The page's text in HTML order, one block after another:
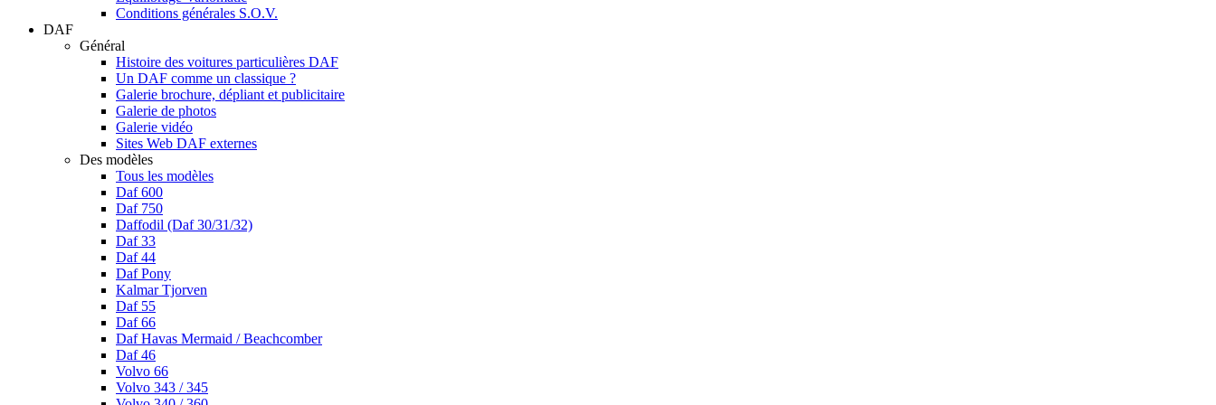
Conditions générales S.O.V.
DAF
Général
Histoire des voitures particulières DAF
Un DAF comme un classique ?
Galerie brochure, dépliant et publicitaire
Galerie de photos
Galerie vidéo
Sites Web DAF externes
Des modèles
Tous les modèles
Daf 600
Daf 750
Daffodil (Daf 30/31/32)
Daf 33
Daf 44
Daf Pony
Kalmar Tjorven
Daf 55
Daf 66
Daf Havas Mermaid / Beachcomber
Daf 46
Volvo 66
Volvo 343 / 345